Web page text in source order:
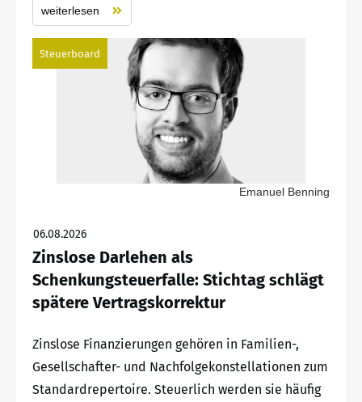
weiterlesen
Steuerboard
Emanuel Benning
06.08.2026
Zinslose Darlehen als
Schenkungsteuerfalle: Stichtag schlägt
spätere Vertragskorrektur
Zinslose Finanzierungen gehören in Familien-,
Gesellschafter- und Nachfolgekonstellationen zum
Standardrepertoire. Steuerlich werden sie häufig